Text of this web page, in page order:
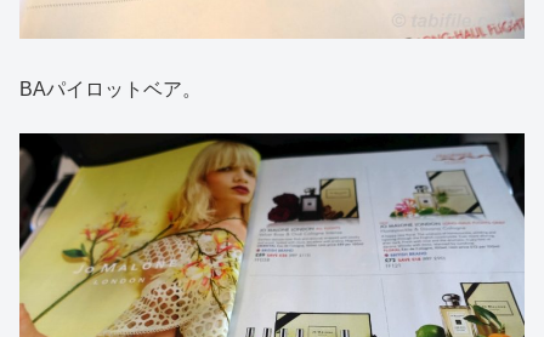
BAパイロットベア。